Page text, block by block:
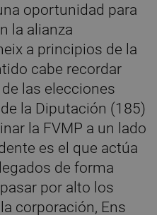
oportunidad para
la alianza
a principios de la
cabe recordar
las elecciones
la Diputación (185)
la FVMP a un lado
es el que actúa
de forma
por alto los
corporación, Ens